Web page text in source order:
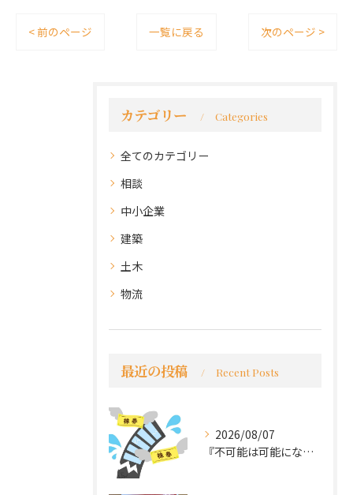
< 前のページ 一覧に戻る 次のページ >
カテゴリー Categories
全てのカテゴリー
相談
中小企業
建築
土木
物流
最近の投稿 Recent Posts
2026/08/07
『不可能は可能になる』